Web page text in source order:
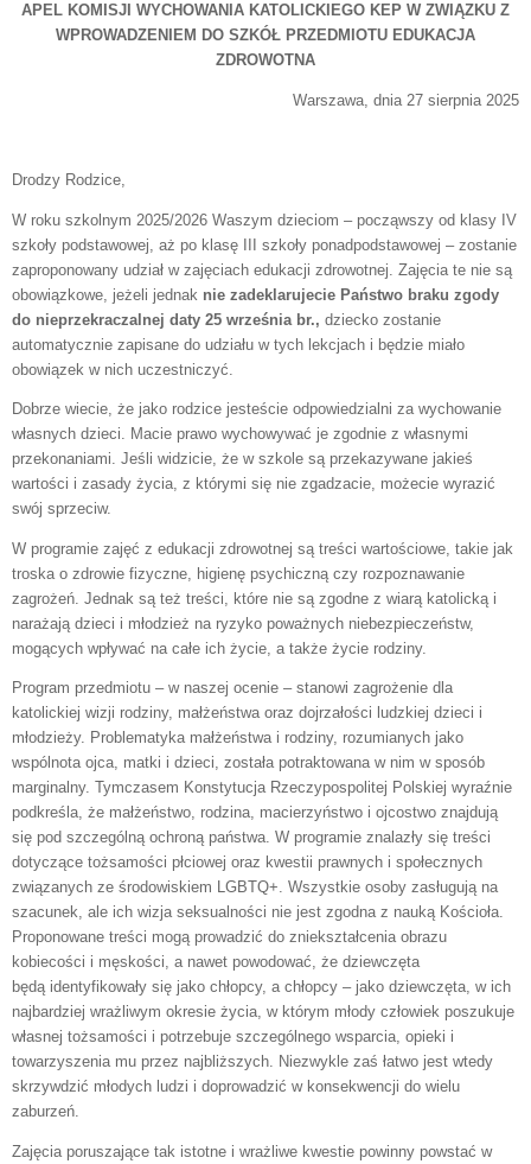
APEL KOMISJI WYCHOWANIA KATOLICKIEGO KEP W ZWIĄZKU Z
WPROWADZENIEM DO SZKÓŁ PRZEDMIOTU EDUKACJA
ZDROWOTNA
Warszawa, dnia 27 sierpnia 2025
Drodzy Rodzice,
W roku szkolnym 2025/2026 Waszym dzieciom – począwszy od klasy IV
szkoły podstawowej, aż po klasę III szkoły ponadpodstawowej – zostanie
zaproponowany udział w zajęciach edukacji zdrowotnej. Zajęcia te nie są
obowiązkowe, jeżeli jednak nie zadeklarujecie Państwo braku zgody
do nieprzekraczalnej daty 25 września br., dziecko zostanie
automatycznie zapisane do udziału w tych lekcjach i będzie miało
obowiązek w nich uczestniczyć.
Dobrze wiecie, że jako rodzice jesteście odpowiedzialni za wychowanie
własnych dzieci. Macie prawo wychowywać je zgodnie z własnymi
przekonaniami. Jeśli widzicie, że w szkole są przekazywane jakieś
wartości i zasady życia, z którymi się nie zgadzacie, możecie wyrazić
swój sprzeciw.
W programie zajęć z edukacji zdrowotnej są treści wartościowe, takie jak
troska o zdrowie fizyczne, higienę psychiczną czy rozpoznawanie
zagrożeń. Jednak są też treści, które nie są zgodne z wiarą katolicką i
narażają dzieci i młodzież na ryzyko poważnych niebezpieczeństw,
mogących wpływać na całe ich życie, a także życie rodziny.
Program przedmiotu – w naszej ocenie – stanowi zagrożenie dla
katolickiej wizji rodziny, małżeństwa oraz dojrzałości ludzkiej dzieci i
młodzieży. Problematyka małżeństwa i rodziny, rozumianych jako
wspólnota ojca, matki i dzieci, została potraktowana w nim w sposób
marginalny. Tymczasem Konstytucja Rzeczypospolitej Polskiej wyraźnie
podkreśla, że małżeństwo, rodzina, macierzyństwo i ojcostwo znajdują
się pod szczególną ochroną państwa. W programie znalazły się treści
dotyczące tożsamości płciowej oraz kwestii prawnych i społecznych
związanych ze środowiskiem LGBTQ+. Wszystkie osoby zasługują na
szacunek, ale ich wizja seksualności nie jest zgodna z nauką Kościoła.
Proponowane treści mogą prowadzić do zniekształcenia obrazu
kobiecości i męskości, a nawet powodować, że dziewczęta
będą identyfikowały się jako chłopcy, a chłopcy – jako dziewczęta, w ich
najbardziej wrażliwym okresie życia, w którym młody człowiek poszukuje
własnej tożsamości i potrzebuje szczególnego wsparcia, opieki i
towarzyszenia mu przez najbliższych. Niezwykle zaś łatwo jest wtedy
skrzywdzić młodych ludzi i doprowadzić w konsekwencji do wielu
zaburzeń.
Zajęcia poruszające tak istotne i wrażliwe kwestie powinny powstać w